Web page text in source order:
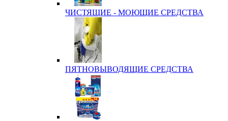
ЧИСТЯЩИЕ - МОЮЩИЕ СРЕДСТВА
ПЯТНОВЫВОДЯЩИЕ СРЕДСТВА